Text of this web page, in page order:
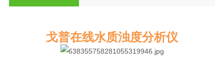
戈普在线水质浊度分析仪